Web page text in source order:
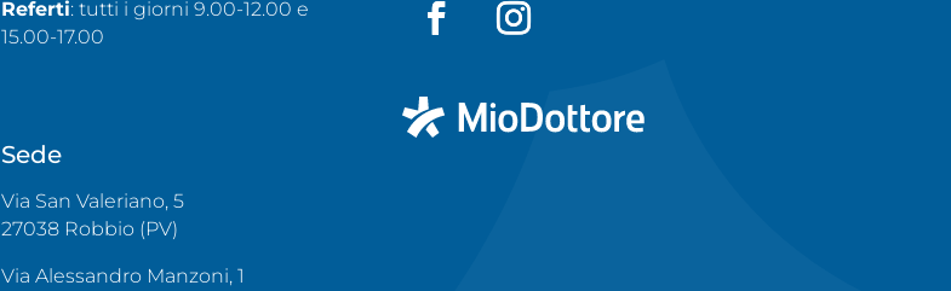
Referti: tutti i giorni 9.00-12.00 e
15.00-17.00
Sede
Via San Valeriano, 5
27038 Robbio (PV)
Via Alessandro Manzoni, 1